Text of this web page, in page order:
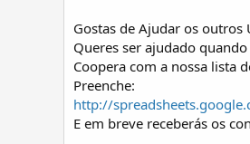
Gostas de Ajudar os outros
Queres ser ajudado
Coopera com a nossa lista
Preenche:
http://
E em breve receberás os